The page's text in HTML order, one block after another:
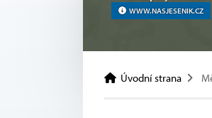
WWW.NASJESENIK.CZ
Úvodní strana